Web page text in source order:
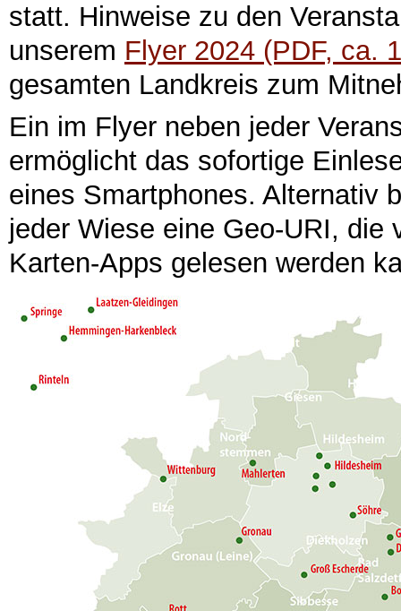
statt. Hinweise zu den
unserem Flyer 2024 (PDF, ca.
gesamten Landkreis zum
Ein im Flyer neben jeder
ermöglicht das sofortige
eines Smartphones. Alternativ
jeder Wiese eine Geo-URI, die
Karten-Apps gelesen werden